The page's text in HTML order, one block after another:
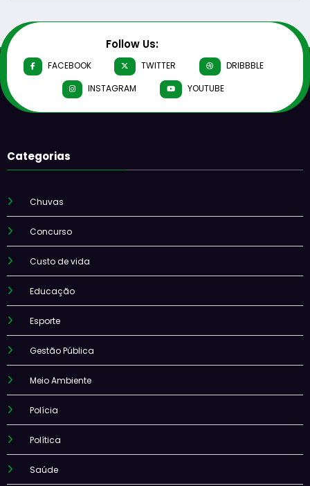
Follow Us:
FACEBOOK TWITTER
DRIBBBLE
INSTAGRAM
YOUTUBE
Categorias
Chuvas
Concurso
Custo de vida
Educação
Esporte
Gestão Pública
Meio Ambiente
Polícia
Política
Saúde